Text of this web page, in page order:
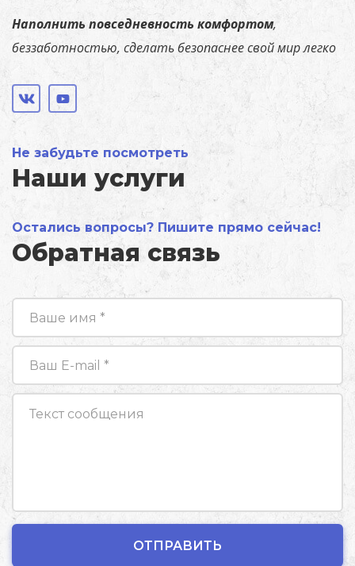
Наполнить повседневность комфортом,
беззаботностью, сделать безопаснее свой мир легко
Не забудьте посмотреть
Наши услуги
Остались вопросы? Пишите прямо сейчас!
Обратная связь